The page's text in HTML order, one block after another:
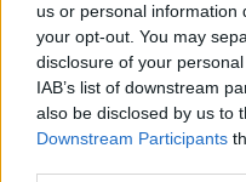
us or personal information
your opt-out. You may
disclosure of your
IAB’s list of downstream
also be disclosed by us to
Downstream Participants
L'idea di fondo è quella di
eccellenze toscane nel
potranno così parlare di
qualità e di innovazioni.
Un progetto ambizioso che
visitatori che potranno